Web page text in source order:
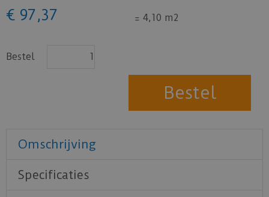
€ 97,37 = 4,10 m2
Bestel
Omschrijving
Specificaties